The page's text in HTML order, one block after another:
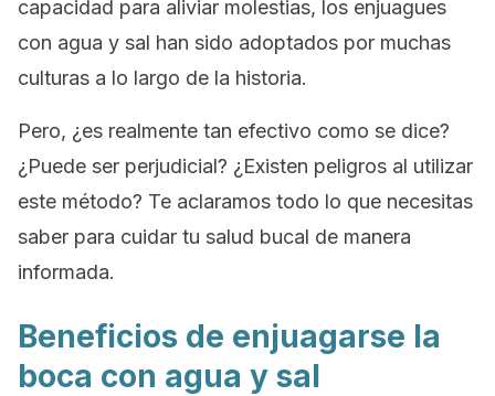
capacidad para aliviar molestias, los enjuagues
con agua y sal han sido adoptados por muchas
culturas a lo largo de la historia.
Pero, ¿es realmente tan efectivo como se dice?
¿Puede ser perjudicial? ¿Existen peligros al utilizar
este método? Te aclaramos todo lo que necesitas
saber para cuidar tu salud bucal de manera
informada.
Beneficios de enjuagarse la
boca con agua y sal